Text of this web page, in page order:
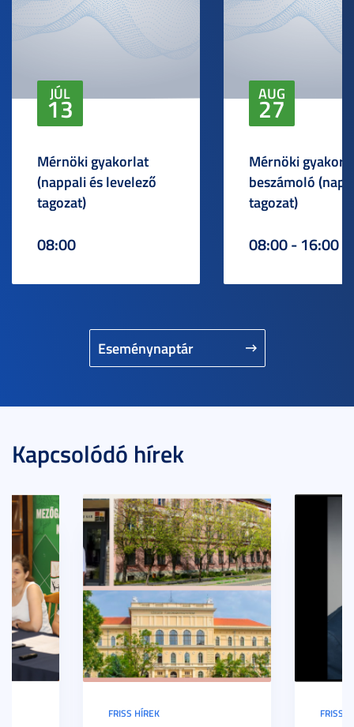
Eseménynaptár
JÚL
13
Mérnöki gyakorlat
(nappali és levelező
tagozat)
08:00
AUG
27
Mérnöki
beszámoló
tagozat)
08:00 - 16:00
Kapcsolódó hírek
FRISS HÍREK FRISS